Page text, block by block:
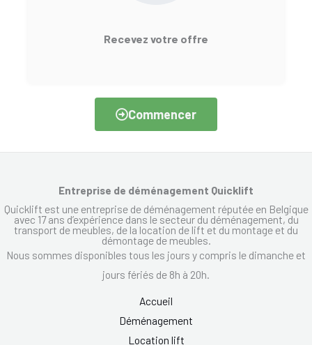
Recevez votre offre
Commencer
Entreprise de déménagement Quicklift
Quicklift est une entreprise de déménagement réputée en Belgique
avec 17 ans d’expérience dans le secteur du déménagement, du
transport de meubles, de la location de lift et du montage et du
démontage de meubles.
Nous sommes disponibles tous les jours y compris le dimanche et
jours fériés de 8h à 20h.
Accueil
Déménagement
Location lift